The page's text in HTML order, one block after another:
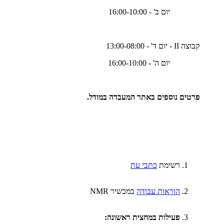
יום ב' - 16:00-10:00
קבוצה II - יום ד' - 13:00-08:00
יום ה' - 16:00-10:00
פרטים נוספים באתר המעבדה במודל.
רשימת כתבי עת
הוראות עבודה במכשיר NMR
פעילות במחצית ראשונה: